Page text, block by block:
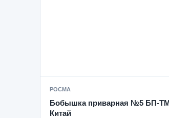
РОСМА
Бобышка приварная №5 БП-
Китай